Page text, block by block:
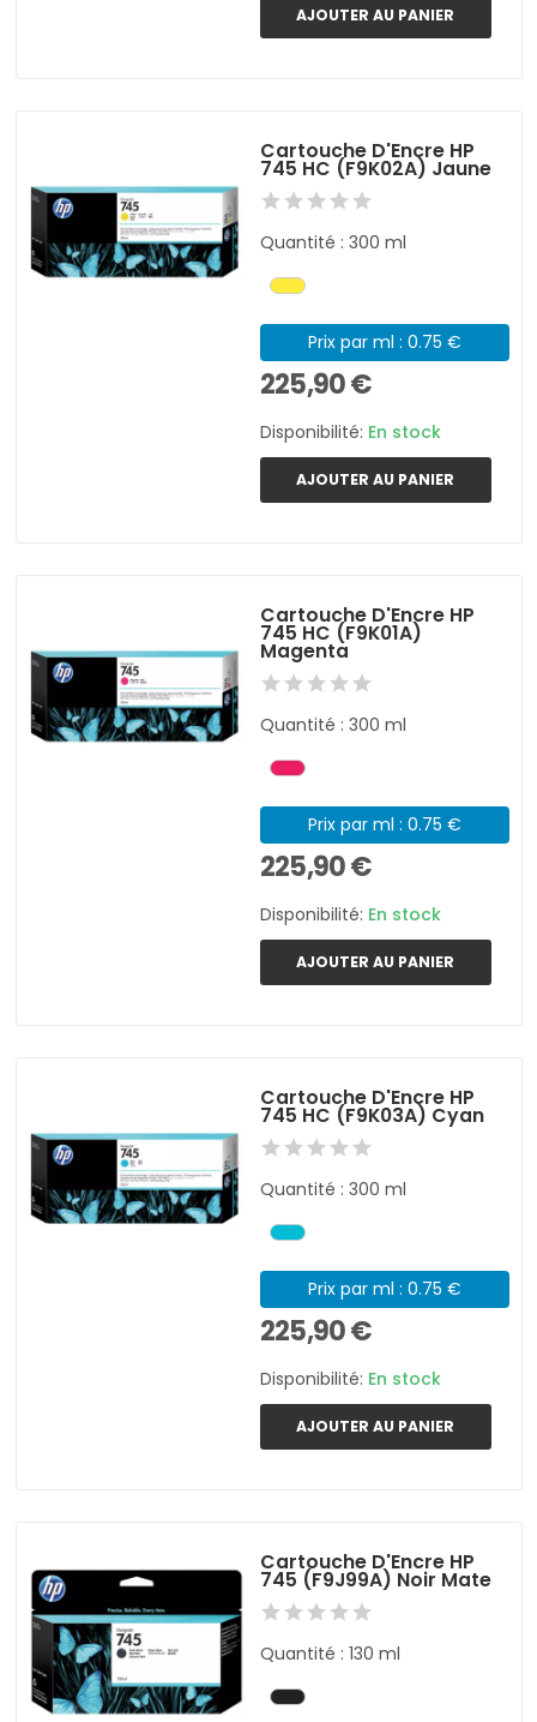
AJOUTER AU PANIER
Cartouche D'Encre HP
745 HC (F9K02A) Jaune
Quantité : 300 ml
Prix par ml : 0.75 €
225,90 €
Disponibilité: En stock
AJOUTER AU PANIER
Cartouche D'Encre HP
745 HC (F9K01A)
Magenta
Quantité : 300 ml
Prix par ml : 0.75 €
225,90 €
Disponibilité: En stock
AJOUTER AU PANIER
Cartouche D'Encre HP
745 HC (F9K03A) Cyan
Quantité : 300 ml
Prix par ml : 0.75 €
225,90 €
Disponibilité: En stock
AJOUTER AU PANIER
Cartouche D'Encre HP
745 (F9J99A) Noir Mate
Quantité : 130 ml